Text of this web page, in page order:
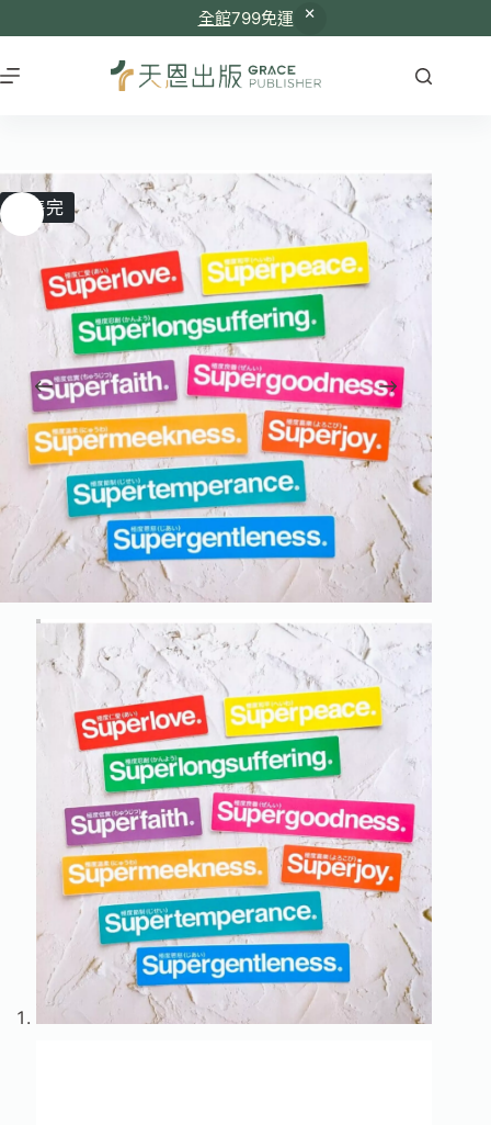
全館799免運
已售完